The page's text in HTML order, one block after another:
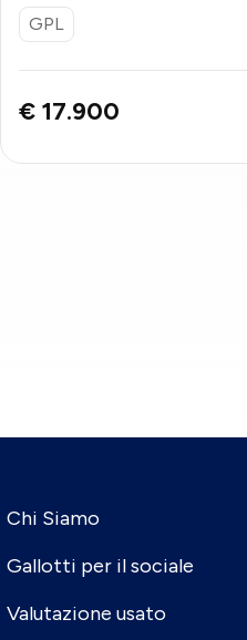
GPL
€ 17.900
Chi Siamo
Gallotti per il sociale
Valutazione usato